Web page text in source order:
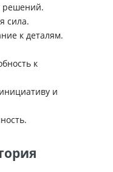
решений.
сила.
к деталям.
к
и